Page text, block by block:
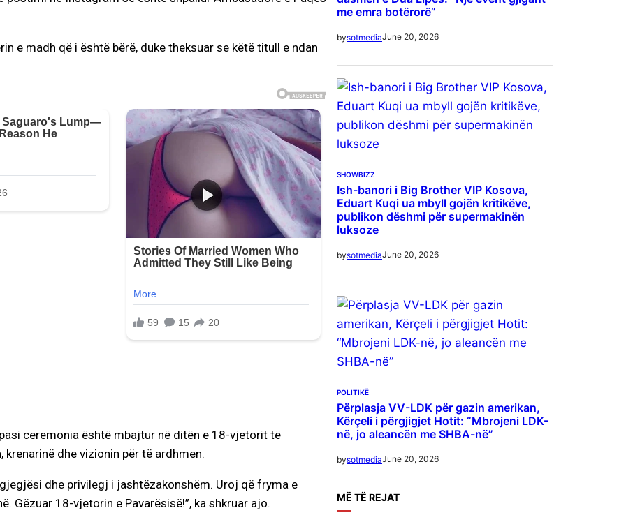
e madh që i është bërë, duke theksuar se këtë titull e ndan
ceremonia është mbajtur në ditën e 18-vjetorit të
dhe vizionin për të ardhmen.
dhe privilegj i jashtëzakonshëm. Uroj që fryma e
Gëzuar 18-vjetorin e Pavarësisë!”, ka shkruar ajo.
me emra botërorë”
bysotmediaJune 20, 2026
SHOWBIZZ
Ish-banori i Big Brother VIP Kosova,
Eduart Kuqi ua mbyll gojën kritikëve,
publikon dëshmi për supermakinën
luksoze
bysotmediaJune 20, 2026
POLITIKË
Përplasja VV-LDK për gazin amerikan,
Kërçeli i përgjigjet Hotit: “Mbrojeni LDK-
në, jo aleancën me SHBA-në”
bysotmediaJune 20, 2026
MË TË REJAT